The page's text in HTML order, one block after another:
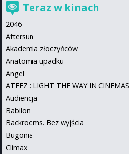
Teraz w kinach
2046
Aftersun
Akademia złoczyńców
Anatomia upadku
Angel
ATEEZ : LIGHT THE WAY IN CINEMAS
Audiencja
Babilon
Backrooms. Bez wyjścia
Bugonia
Climax